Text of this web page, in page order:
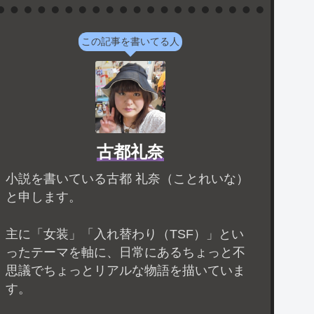
この記事を書いてる人
古都礼奈
小説を書いている古都 礼奈（ことれいな）
と申します。
主に「女装」「入れ替わり（TSF）」とい
ったテーマを軸に、日常にあるちょっと不
思議でちょっとリアルな物語を描いていま
す。